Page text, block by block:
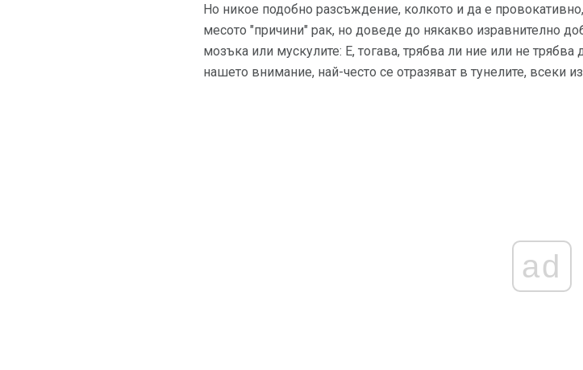
Но никое подобно разсъждение, колкото и да е
месото "причини" рак, но доведе до някакво изравнително
мозъка или мускулите: Е, тогава, трябва ли ние или не
нашето внимание, най-често се отразяват в тунелите, всеки
ad